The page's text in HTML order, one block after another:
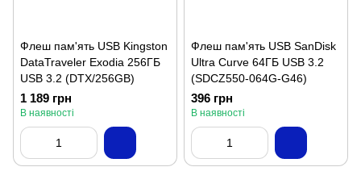
Флеш пам'ять USB Kingston
DataTraveler Exodia 256ГБ
USB 3.2 (DTX/256GB)
1 189 грн
В наявності
Флеш пам'ять USB SanDisk
Ultra Curve 64ГБ USB 3.2
(SDCZ550-064G-G46)
396 грн
В наявності